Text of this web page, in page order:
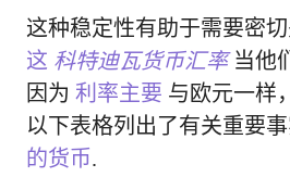
这种稳定性有助于需要密切
这 科特迪瓦货币汇率当他
因为 利率主要 与欧元一样
以下表格列出了有关重要事
的货币.